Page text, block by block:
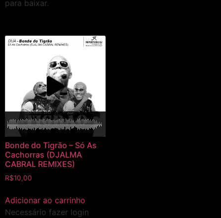
para baixar.
Bonde do Tigrão – Só As
Cachorras (DJALMA
CABRAL REMIXES)
R$10,00
Adicionar ao carrinho
Necessário fazer login